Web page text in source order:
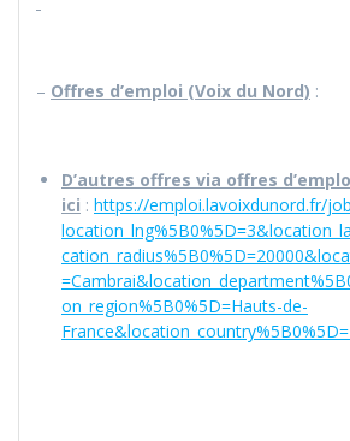
– Offres d’emploi (Voix du Nord) :
D’autres offres via offres
ici : https://emploi.lavoixdunord.fr/
on_region%5B0%5D=Hauts-de-